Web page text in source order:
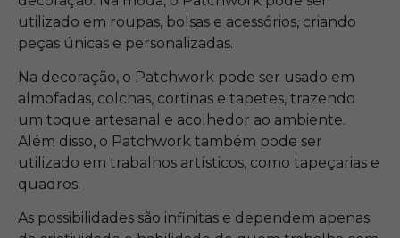
utilizado em roupas, bolsas e acessórios, criando
peças únicas e personalizadas.
Na decoração, o Patchwork pode ser usado em
almofadas, colchas, cortinas e tapetes, trazendo
um toque artesanal e acolhedor ao ambiente.
Além disso, o Patchwork também pode ser
utilizado em trabalhos artísticos, como tapeçarias e
quadros.
As possibilidades são infinitas e dependem apenas